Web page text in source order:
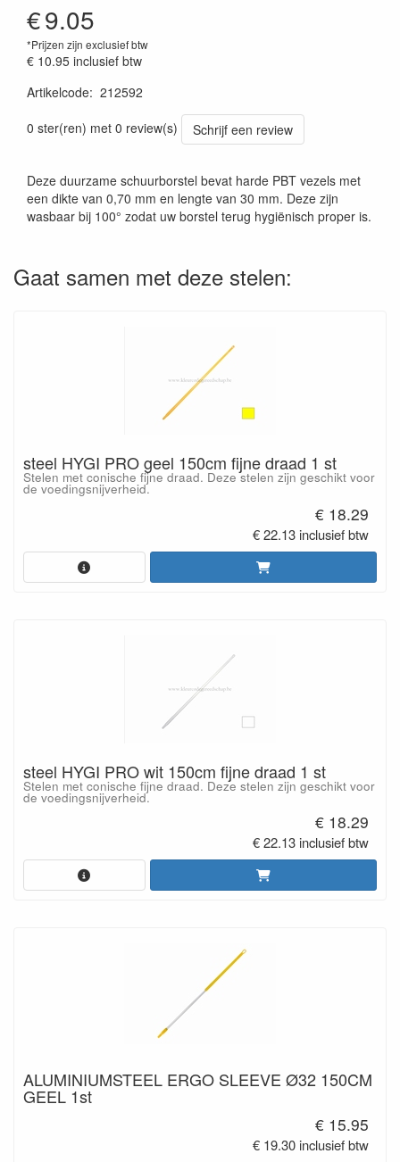
€9.05
*Prijzen zijn exclusief btw
€ 10.95 inclusief btw
Artikelcode: 212592
0 ster(ren) met 0 review(s)
Schrijf een review
Deze duurzame schuurborstel bevat harde PBT vezels met
een dikte van 0,70 mm en lengte van 30 mm. Deze zijn
wasbaar bij 100° zodat uw borstel terug hygiënisch proper is.
Gaat samen met deze stelen:
steel HYGI PRO geel 150cm fijne draad 1 st
Stelen met conische fijne draad. Deze stelen zijn geschikt voor
de voedingsnijverheid.
€ 18.29
€ 22.13 inclusief btw
steel HYGI PRO wit 150cm fijne draad 1 st
Stelen met conische fijne draad. Deze stelen zijn geschikt voor
de voedingsnijverheid.
€ 18.29
€ 22.13 inclusief btw
ALUMINIUMSTEEL ERGO SLEEVE Ø32 150CM
GEEL 1st
€ 15.95
€ 19.30 inclusief btw